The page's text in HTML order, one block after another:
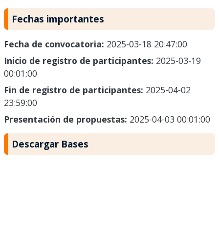
Fechas importantes
Fecha de convocatoria: 2025-03-18 20:47:00
Inicio de registro de participantes: 2025-03-19
00:01:00
Fin de registro de participantes: 2025-04-02
23:59:00
Presentación de propuestas: 2025-04-03 00:01:00
Descargar Bases